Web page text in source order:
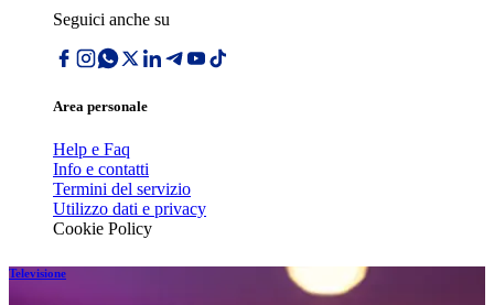
Seguici anche su
Area personale
Help e Faq
Info e contatti
Termini del servizio
Utilizzo dati e privacy
Cookie Policy
Televisione